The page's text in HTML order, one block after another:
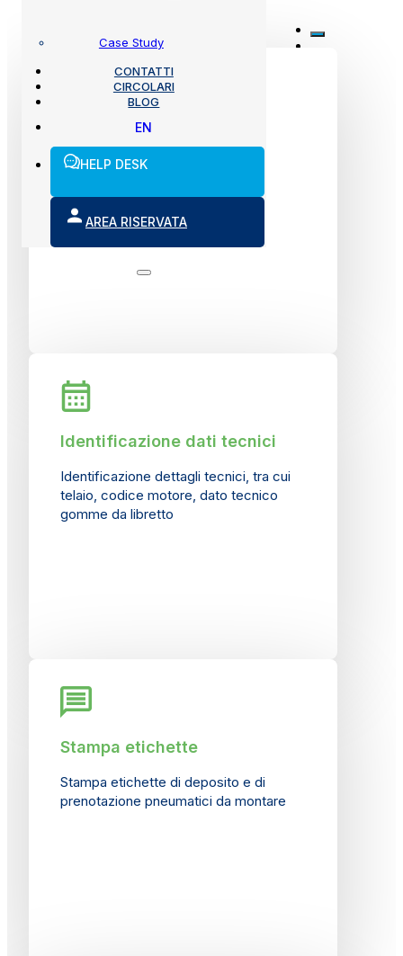
Case Study
CONTATTI
CIRCOLARI
BLOG
EN
HELP DESK
AREA RISERVATA
Riconoscimento veicolo
Riconoscimento veicolo e relativi
gestione automatizzata degli
pneumatici in uso ed in deposito
Identificazione dati tecnici
Identificazione dettagli tecnici, tra cui
telaio, codice motore, dato tecnico
gomme da libretto
Stampa etichette
Stampa etichette di deposito e di
prenotazione pneumatici da montare